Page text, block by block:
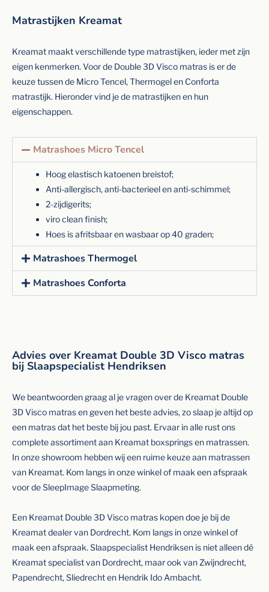
Matrastijken Kreamat
Kreamat maakt verschillende type matrastijken, ieder met zijn
eigen kenmerken. Voor de Double 3D Visco matras is er de
keuze tussen de Micro Tencel, Thermogel en Conforta
matrastijk. Hieronder vind je de matrastijken en hun
eigenschappen.
Matrashoes Micro Tencel
Hoog elastisch katoenen breistof;
Anti-allergisch, anti-bacterieel en anti-schimmel;
2-zijdigerits;
viro clean finish;
Hoes is afritsbaar en wasbaar op 40 graden;
Matrashoes Thermogel
Matrashoes Conforta
Advies over Kreamat Double 3D Visco matras
bij Slaapspecialist Hendriksen
We beantwoorden graag al je vragen over de Kreamat Double
3D Visco matras en geven het beste advies, zo slaap je altijd op
een matras dat het beste bij jou past. Ervaar in alle rust ons
complete assortiment aan Kreamat boxsprings en matrassen.
In onze showroom hebben wij een ruime keuze aan matrassen
van Kreamat. Kom langs in onze winkel of maak een afspraak
voor de SleepImage Slaapmeting.
Een Kreamat Double 3D Visco matras kopen doe je bij de
Kreamat dealer van Dordrecht. Kom langs in onze winkel of
maak een afspraak. Slaapspecialist Hendriksen is niet alleen dé
Kreamat specialist van Dordrecht, maar ook van Zwijndrecht,
Papendrecht, Sliedrecht en Hendrik Ido Ambacht.